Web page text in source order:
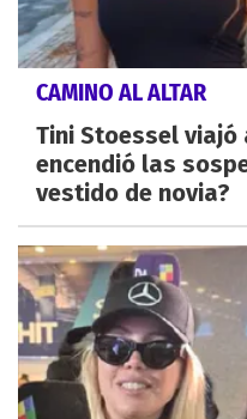
CAMINO AL ALTAR
Tini Stoessel viajó
encendió las
vestido de novia?